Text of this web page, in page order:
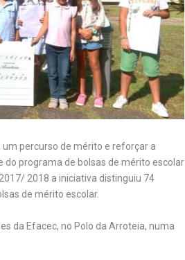
percurso de mérito e reforçar a
do programa de bolsas de mérito escolar
2018 a iniciativa distinguiu 74
de mérito escolar.
da Efacec, no Polo da Arroteia, numa